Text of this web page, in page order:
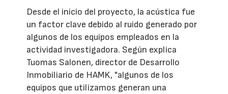
Desde el inicio del proyecto, la acústica fue
un factor clave debido al ruido generado por
algunos de los equipos empleados en la
actividad investigadora. Según explica
Tuomas Salonen, director de Desarrollo
Inmobiliario de HAMK, "algunos de los
equipos que utilizamos generan una